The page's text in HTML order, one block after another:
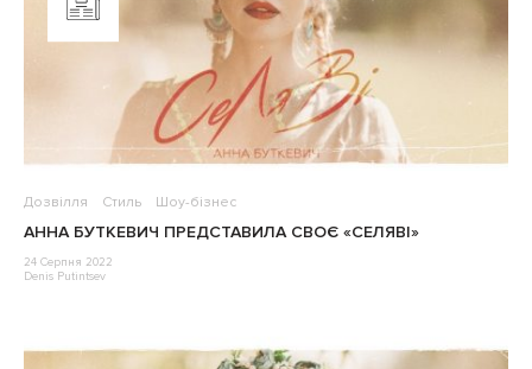
Дозвілля Стиль Шоу-бізнес
АННА БУТКЕВИЧ ПРЕДСТАВИЛА СВОЄ «СЕЛЯВІ»
24 Серпня 2022
Denis Putintsev